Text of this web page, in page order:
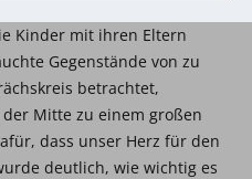
Kinder mit ihren Eltern
Gegenstände von zu
betrachtet,
Mitte zu einem großen
dass unser Herz für den
deutlich, wie wichtig es